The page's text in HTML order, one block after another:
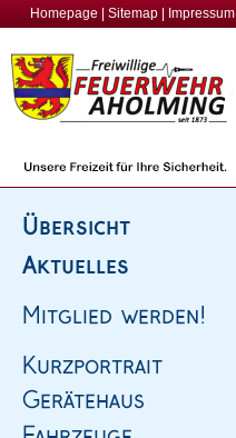
Homepage Sitemap Impressum